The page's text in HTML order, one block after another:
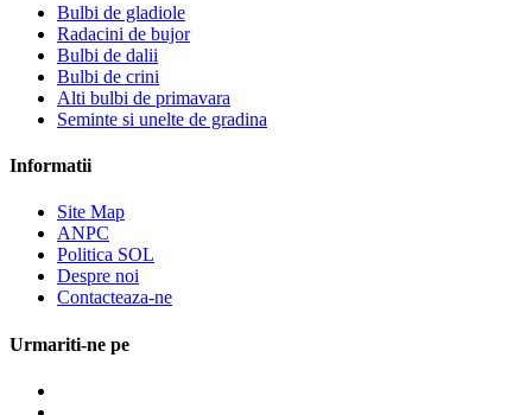
Bulbi de gladiole
Radacini de bujor
Bulbi de dalii
Bulbi de crini
Alti bulbi de primavara
Seminte si unelte de gradina
Informatii
Site Map
ANPC
Politica SOL
Despre noi
Contacteaza-ne
Urmariti-ne pe